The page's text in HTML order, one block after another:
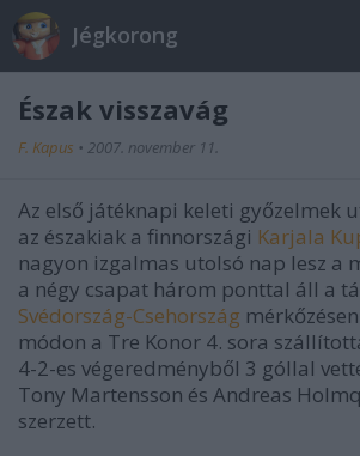
Jégkorong
Észak visszavág
F. Kapus • 2007. november 11.
Az első játéknapi keleti győzelmek
az északiak a finnországi Karjala
nagyon izgalmas utolsó nap lesz a
a négy csapat három ponttal áll a
Svédország-Csehország
módon a Tre Konor 4. sora
4-2-es végeredményből 3 góllal
Tony Martensson és Andreas
szerzett.